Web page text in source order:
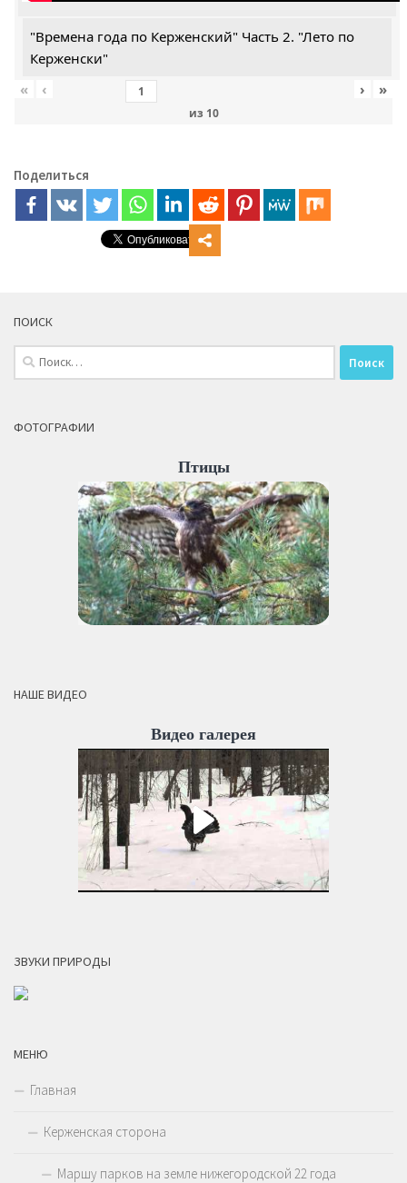
"Времена года по Керженский" Часть 2. "Лето по
Керженски"
«
‹
из 10
› »
Поделиться
ПОИСК
Найти:
ФОТОГРАФИИ
Птицы
НАШЕ ВИДЕО
Видео галерея
ЗВУКИ ПРИРОДЫ
МЕНЮ
Главная
Керженская сторона
Маршу парков на земле нижегородской 22 года